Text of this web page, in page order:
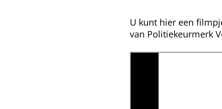
U kunt hier een
van Politiekeurmerk